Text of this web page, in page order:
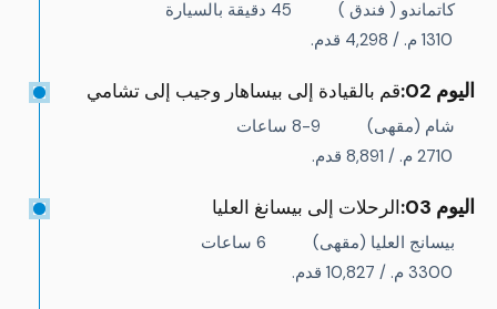
كاتماندو ( فندق )
45 دقيقة بالسيارة
1310 م. / 4,298 قدم.
اليوم 02: قم بالقيادة إلى بيساهار وجيب إلى تشامي
شام (مقهى)
8-9 ساعات
2710 م. / 8,891 قدم.
اليوم 03: الرحلات إلى بيسانغ العليا
بيسانج العليا (مقهى)
6 ساعات
3300 م. / 10,827 قدم.